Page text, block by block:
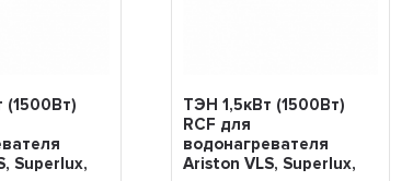
(1500Вт)
Superlux,
ТЭН 1,5кВт (1500Вт)
RCF для
водонагревателя
Ariston VLS, Superlux,